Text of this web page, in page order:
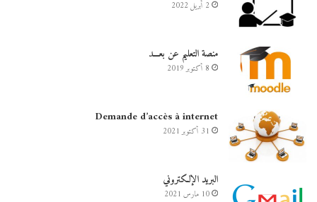
2 أبريل 2022
منصة التعليم عن بعـــد
8 أكتوبر 2019
Demande d’accès à internet
31 أكتوبر 2021
البريد الإلكتروني
10 مارس 2021